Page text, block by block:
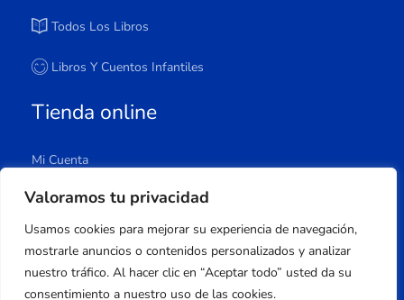
Valoramos tu privacidad
Usamos cookies para mejorar su experiencia de navegación,
mostrarle anuncios o contenidos personalizados y analizar
nuestro tráfico. Al hacer clic en “Aceptar todo” usted da su
consentimiento a nuestro uso de las cookies.
Todos Los Libros
Libros Y Cuentos Infantiles
Tienda online
Mi Cuenta
Carrito
Lista De Deseos